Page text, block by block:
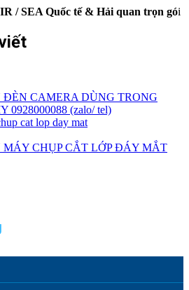
/ SEA Quốc tế & Hải quan trọn gói
CAMERA DÙNG TRONG
0928000088 (zalo/ tel)
CHỤP CẮT LỚP ĐÁY MẮT